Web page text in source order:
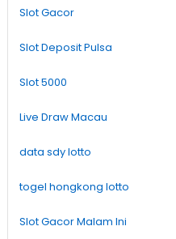
Slot Gacor
Slot Deposit Pulsa
Slot 5000
Live Draw Macau
data sdy lotto
togel hongkong lotto
Slot Gacor Malam Ini